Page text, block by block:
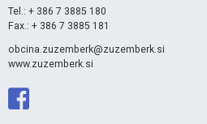
Tel.: + 386 7 3885 180
Fax.: + 386 7 3885 181
obcina.zuzemberk@zuzemberk.si
www.zuzemberk.si